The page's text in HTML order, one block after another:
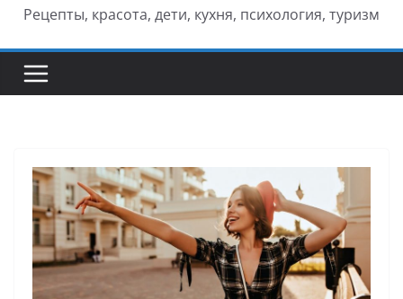
Рецепты, красота, дети, кухня, психология, туризм